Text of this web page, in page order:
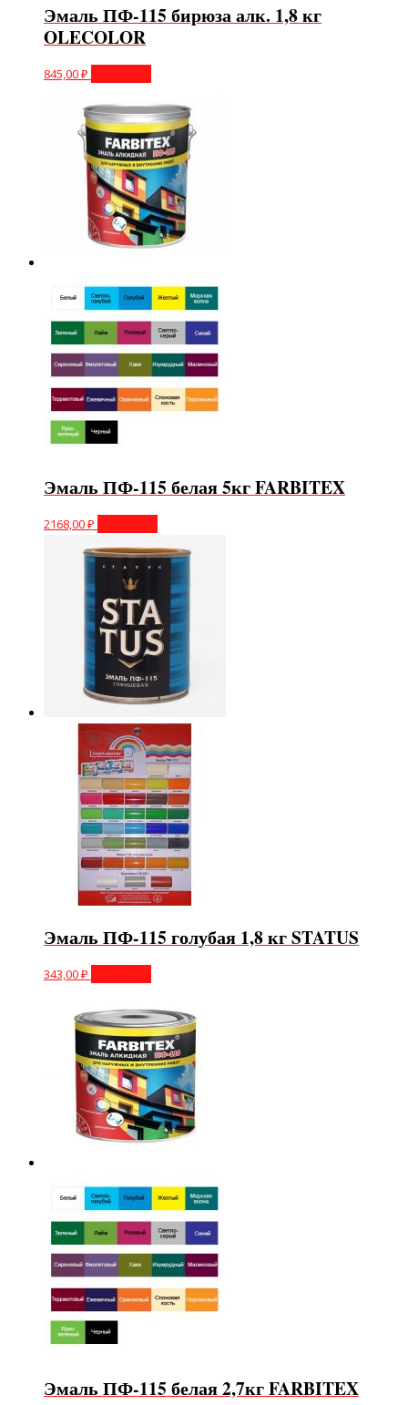
Эмаль ПФ-115 бирюза алк. 1,8 кг
OLECOLOR
845,00₽
Эмаль ПФ-115 белая 5кг FARBITEX
2168,00₽
Эмаль ПФ-115 голубая 1,8 кг STATUS
343,00₽
Эмаль ПФ-115 белая 2,7кг FARBITEX